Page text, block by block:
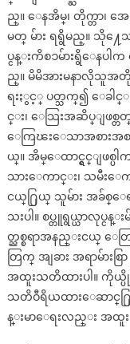
ည္။ ေနအိမ္၊ တိုက္တာ၊ အ
မတ္ မ်ား ရရွိမည္။ သို႔ေသ
ပ္ငန္းကိစၥမ်ားရွိေနပ
ည္။ မိမိအားမနာလိုသူအ
ရးႏွင့္ ပတ္သက္၍ ေခါ
င္း၊ ေသြးအဆိပ္ျဖစ္တ
ေကြၽးေသာအစားအစ
ယ္။ အိမ္ေထာင္ရွင္ျဖစ္ပ
သားေကာင္း၊ သမီးေ
ငယ္႐ြယ္ သူမ်ား အခ်စ္ေ
သးပါ။ စပ္တူရွယ္ယာလုပ္ငန္
တ္ညစ္စရာအနည္းငယ္ ေ
တြက္ အျခား အရာမ်ားစြာ
အထူးသတိထားပါ။ ကိုယ္ပို
သတိဝီရိယထားေဆာင္႐ြ
န္းမာေရးလည္း အထူး